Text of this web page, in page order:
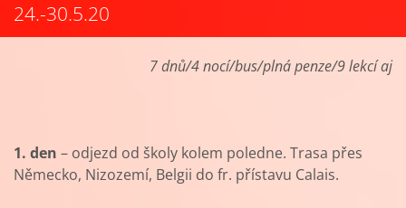
24.-30.5.20
7 dnů/4 nocí/bus/plná penze/9 lekcí aj
1. den – odjezd od školy kolem poledne. Trasa přes
Německo, Nizozemí, Belgii do fr. přístavu Calais.